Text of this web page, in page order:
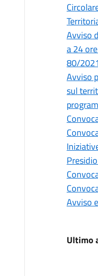
Avviso
a 24
80/
Avviso
sul
Avviso
Ultimo